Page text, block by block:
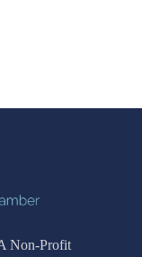
Non-Profit